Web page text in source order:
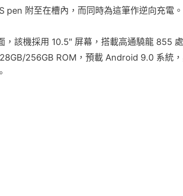
pen 附至在槽內，而同時為這筆作逆向充電。
，該機採用 10.5″ 屏幕，搭載高通驍龍 855
256GB ROM，預載 Android 9.0 系統